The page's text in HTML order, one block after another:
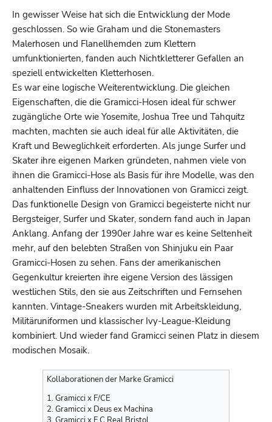
In gewisser Weise hat sich die Entwicklung der Mode
geschlossen. So wie Graham und die Stonemasters
Malerhosen und Flanellhemden zum Klettern
umfunktionierten, fanden auch Nichtkletterer Gefallen an
speziell entwickelten Kletterhosen.
Es war eine logische Weiterentwicklung. Die gleichen
Eigenschaften, die die Gramicci-Hosen ideal für schwer
zugängliche Orte wie Yosemite, Joshua Tree und Tahquitz
machten, machten sie auch ideal für alle Aktivitäten, die
Kraft und Beweglichkeit erforderten. Als junge Surfer und
Skater ihre eigenen Marken gründeten, nahmen viele von
ihnen die Gramicci-Hose als Basis für ihre Modelle, was den
anhaltenden Einfluss der Innovationen von Gramicci zeigt.
Das funktionelle Design von Gramicci begeisterte nicht nur
Bergsteiger, Surfer und Skater, sondern fand auch in Japan
Anklang. Anfang der 1990er Jahre war es keine Seltenheit
mehr, auf den belebten Straßen von Shinjuku ein Paar
Gramicci-Hosen zu sehen. Fans der amerikanischen
Gegenkultur kreierten ihre eigene Version des lässigen
westlichen Stils, den sie aus Zeitschriften und Fernsehen
kannten. Vintage-Sneakers wurden mit Arbeitskleidung,
Militäruniformen und klassischer Ivy-League-Kleidung
kombiniert. Und wieder fand Gramicci seinen Platz in diesem
modischen Mosaik.
Kollaborationen der Marke Gramicci
1. Gramicci x F/CE
2. Gramicci x Deus ex Machina